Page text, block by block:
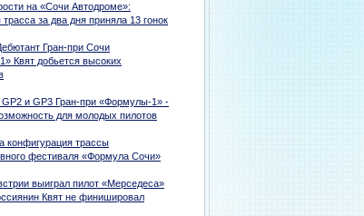
на «Сочи Автодроме»:
трасса за два дня приняла 13 гонок
Гран-при Сочи
Квят добьется высоких
GP2 и GP3 Гран-при «Формулы-1» -
для молодых пилотов
конфигурация трассы
фестиваля «Формула Сочи»
выиграл пилот «Мерседеса»
Квят не финишировал